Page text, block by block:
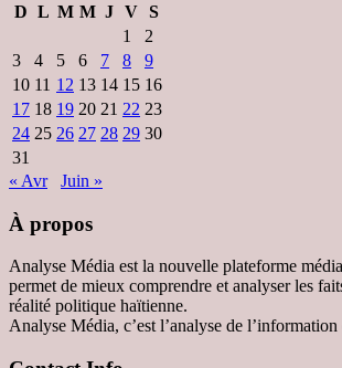
D L M M J V S
1
2
3
4 5 6 7 8
9
10 11 12 13 14 15 16
17 18 19 20 21 22 23
24 25 26 27 28 29 30
31
« Avr
Juin »
À propos
Analyse Média est la nouvelle plateforme
permet de mieux comprendre et analyser les
réalité politique haïtienne.
Analyse Média, c’est l’analyse de